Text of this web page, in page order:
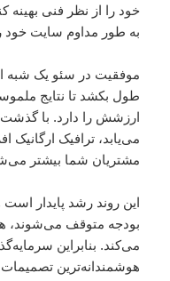
خود را از نظر فنی بهینه
به طور مداوم سایت خود
موفقیت در سئو یک شبه
طول بکشد تا نتایج
ارزشش را دارد. با گذشت
می‌یابد، ترافیک ارگانیک
مشتریان شما بیشتر
این روند رشد پایدار است
بودجه متوقف می‌شوند،
می‌کند. بنابراین
هوشمندانه‌ترین